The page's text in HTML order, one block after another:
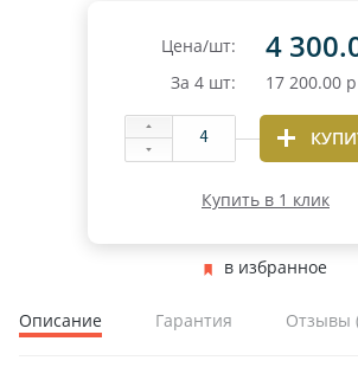
Цена/шт: 4
За 4 шт: 17 200.00 р
Купить в 1 клик
в избранное
Описание Гарантия Отзывы